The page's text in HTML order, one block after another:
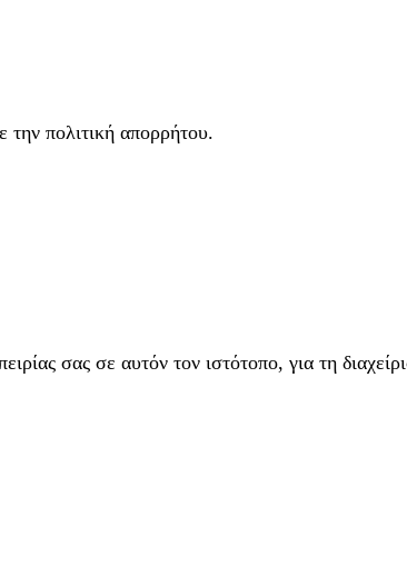
πολιτική απορρήτου.
σας σε αυτόν τον ιστότοπο, για τη